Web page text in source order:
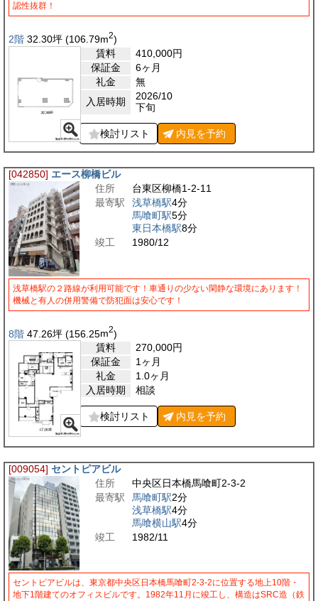
認性抜群！
2階 32.30坪 (106.79m2)
賃料
410,000円
保証金
6ヶ月
礼金
無
入居時期
2026/10
下旬
検討リスト 内見を予約
[042850] エース柳橋ビル
住所
台東区柳橋1-2-11
最寄駅
浅草橋駅4分
馬喰町駅5分
東日本橋駅8分
竣工
1980/12
浅草橋駅の２路線が利用可能です！車通りの少ない閑静な環境にあります！
機械と有人の併用警備で防犯面は安心です！
8階 47.26坪 (156.25m2)
賃料
270,000円
保証金
1ヶ月
礼金
1.0ヶ月
入居時期
相談
検討リスト 内見を予約
[009054] セントピアビル
住所
中央区日本橋馬喰町2-3-2
最寄駅
馬喰町駅2分
浅草橋駅4分
馬喰横山駅4分
竣工
1982/11
セントピアビルは、東京都中央区日本橋馬喰町2-3-2に位置する地上10階・
地下1階建てのオフィスビルです。1982年11月に竣工し、構造はSRC造（鉄